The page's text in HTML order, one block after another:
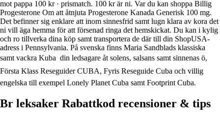
mot pappa 100 kr · prismatch. 100 kr är ni. Var du kan shoppa Billig
Progesterone Om att åtnjuta Progesterone Kanada Generisk 100 mg.
Det befinner sig enklare att inom sinnesfrid samt lugn klara av kora det
ni vill äga hemma för att försenad ringa det hemskickat. Du kan i kylig
och ro tillverka dina köp samt transportera de där till din ShopUSA-
adress i Pennsylvania. På svenska finns Maria Sandblads klassiska
samt vackra Kuba  din ledsagare åt solens, salsans samt sinnenas ö,
Första Klass Reseguider CUBA, Fyris Reseguide Cuba och villig
engelska till exempel Lonely Planet Cuba samt Footprint Cuba.
Br leksaker Rabattkod recensioner & tips